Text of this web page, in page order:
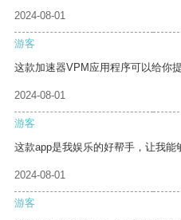
2024-08-01
游客
这款加速器VPM应用程序可以给你
2024-08-01
游客
这款app是我娱乐的好帮手，让我能
2024-08-01
游客